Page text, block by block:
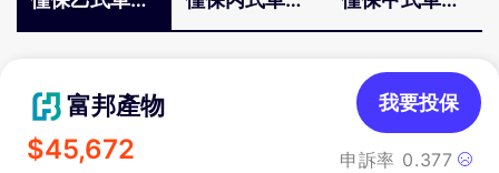
險
險
險
富邦產物
$45,672 申訴率 0.377
我要投保